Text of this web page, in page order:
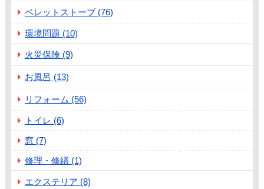
ペレットストーブ (76)
環境問題 (10)
火災保険 (9)
お風呂 (13)
リフォーム (56)
トイレ (6)
窓 (7)
修理・修繕 (1)
エクステリア (8)